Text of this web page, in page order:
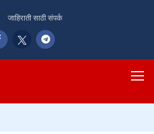
जाहिराती साठी संपर्क